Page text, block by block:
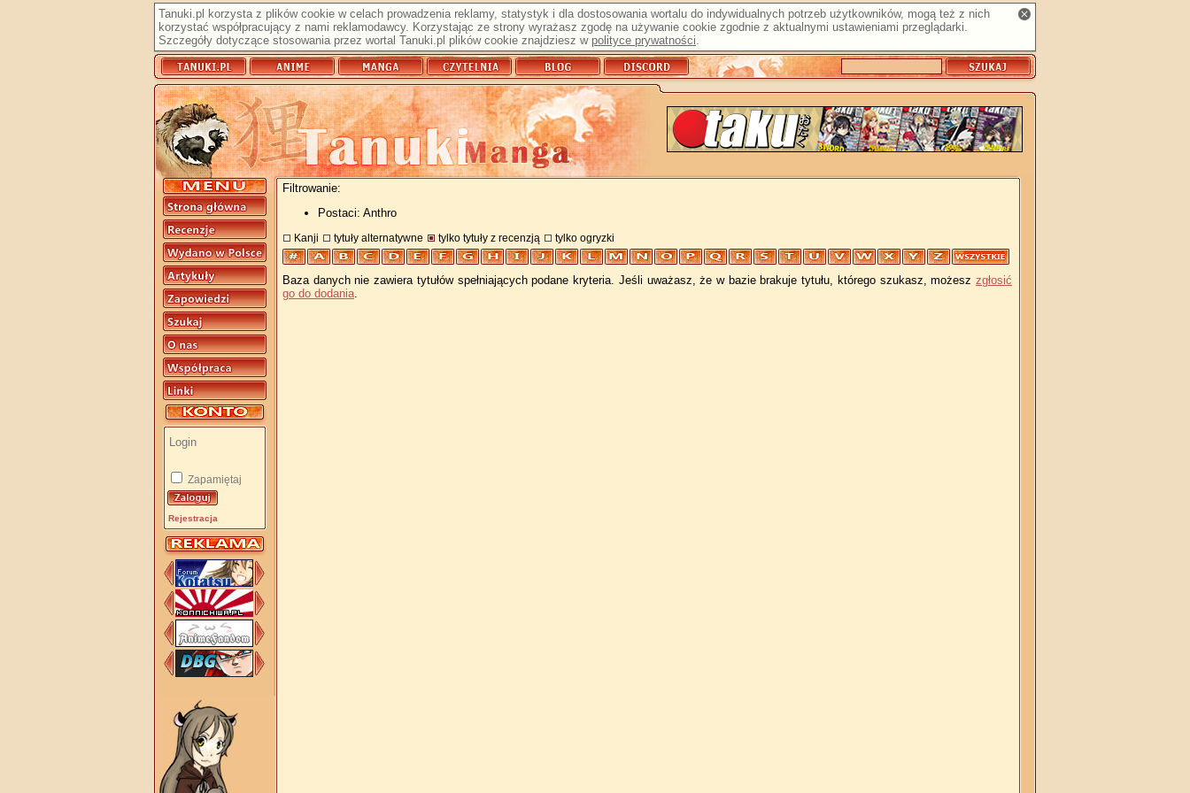
Tanuki.pl korzysta z plików cookie w celach prowadzenia reklamy, statystyk i dla dostosowania wortalu do indywidualnych potrzeb użytkowników, mogą też z nich
korzystać współpracujący z nami reklamodawcy. Korzystając ze strony wyrażasz zgodę na używanie cookie zgodnie z aktualnymi ustawieniami przeglądarki.
Szczegóły dotyczące stosowania przez wortal Tanuki.pl plików cookie znajdziesz w polityce prywatności.
Zapamiętaj
Rejestracja
Filtrowanie:
Postaci: Anthro
Kanji tytuły alternatywne tylko tytuły z recenzją tylko ogryzki
Baza danych nie zawiera tytułów spełniających podane kryteria. Jeśli uważasz, że w bazie brakuje tytułu, którego szukasz, możesz zgłosić
go do dodania.